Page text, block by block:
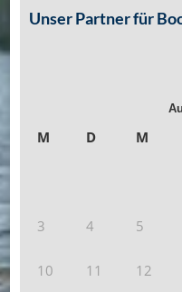
Unser Partner für
M D M
3 4 5
10 11 12